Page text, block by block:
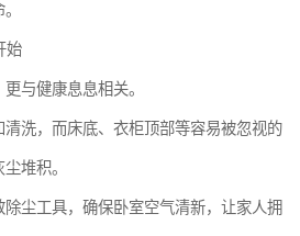
始
与健康息息相关。
洗，而床底、衣柜顶部等容易被忽视的
堆积。
尘工具，确保卧室空气清新，让家人拥